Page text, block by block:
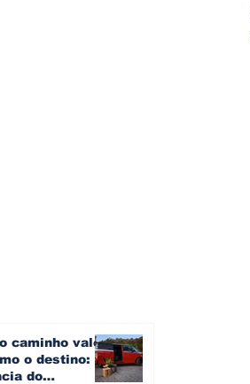
caminho vale
o destino: a
do